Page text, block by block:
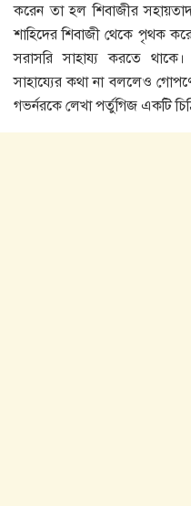
করেন তা হল শিবাজীর
শাহিদের শিবাজী থেকে পৃথক
সরাসরি সাহায্য করতে থাকে।
সাহায্যের কথা না বললেও
গভর্নরকে লেখা পর্তুগিজ একটি